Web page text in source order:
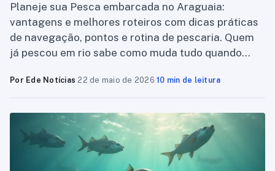
Planeje sua Pesca embarcada no Araguaia:
vantagens e melhores roteiros com dicas práticas
de navegação, pontos e rotina de pescaria. Quem
já pescou em rio sabe como muda tudo quando…
Por Ede Notícias·22 de maio de 2026·10 min de leitura